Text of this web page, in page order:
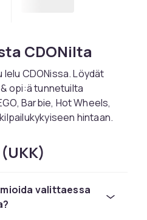
CDONilta
CDONissa. Löydät
opi:ä tunnetuilta
Barbie, Hot Wheels,
hintaan.
turvallisesti nopealla
palautuksella. Kaikki
CDONissa.
valittaessa